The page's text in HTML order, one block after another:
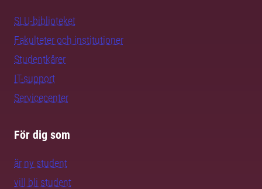
SLU-biblioteket
Fakulteter och institutioner
Studentkårer
IT-support
Servicecenter
För dig som
är ny student
vill bli student